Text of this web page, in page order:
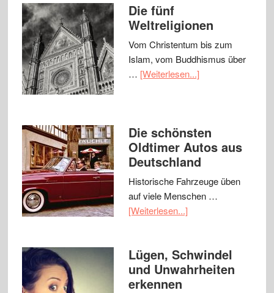
Die fünf
Weltreligionen
Vom Christentum bis zum
Islam, vom Buddhismus über
… [Weiterlesen...]
Die schönsten
Oldtimer Autos aus
Deutschland
Historische Fahrzeuge üben
auf viele Menschen …
[Weiterlesen...]
Lügen, Schwindel
und Unwahrheiten
erkennen